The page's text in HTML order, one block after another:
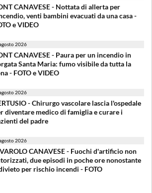
CANAVESE - Nottata di allerta per
venti bambini evacuati da una casa -
e VIDEO
2026
CANAVESE - Paura per un incendio in
Santa Maria: fumo visibile da tutta la
- FOTO e VIDEO
2026
- Chirurgo vascolare lascia l'ospedale
diventare medico di famiglia e curare i
del padre
2026
CANAVESE - Fuochi d'artificio non
due episodi in poche ore nonostante
per rischio incendi - FOTO